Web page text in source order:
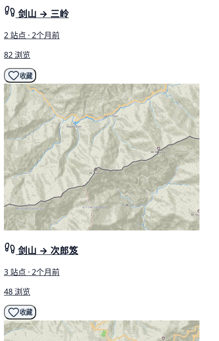
剑山 → 三岭
2 站点 · 2个月前
82 浏览
收藏
剑山 → 次郎笈
3 站点 · 2个月前
48 浏览
收藏